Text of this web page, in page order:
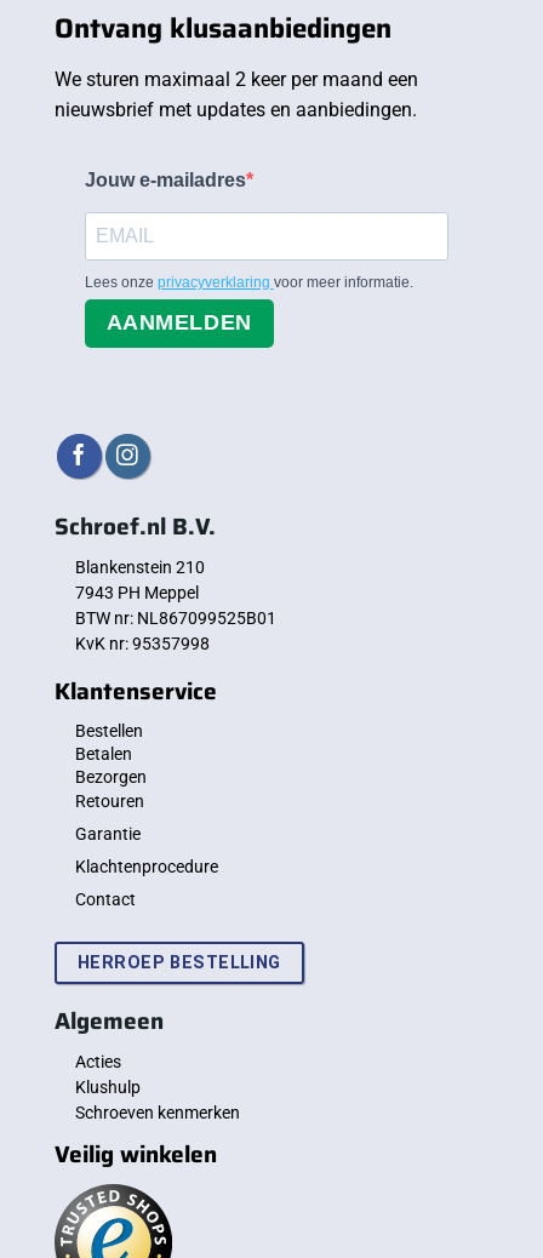
Ontvang klusaanbiedingen
We sturen maximaal 2 keer per maand een
nieuwsbrief met updates en aanbiedingen.
Jouw e-mailadres
Lees onze privacyverklaring voor meer informatie.
AANMELDEN
Schroef.nl B.V.
Blankenstein 210
7943 PH Meppel
BTW nr: NL867099525B01
KvK nr: 95357998
Klantenservice
Bestellen
Betalen
Bezorgen
Retouren
Garantie
Klachtenprocedure
Contact
HERROEP BESTELLING
Algemeen
Acties
Klushulp
Schroeven kenmerken
Veilig winkelen